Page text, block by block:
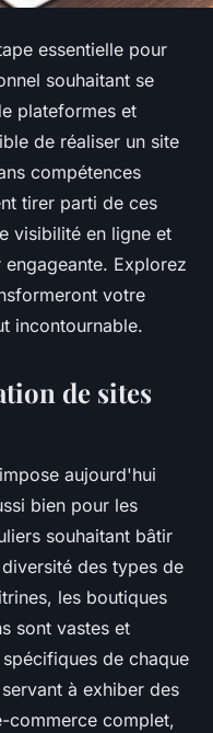
essentielle pour
souhaitant se
plateformes et
de réaliser un site
compétences
tirer parti de ces
visibilité en ligne et
Explorez
votre
incontournable.
de sites
aujourd'hui
bien pour les
souhaitant bâtir
des types de
les boutiques
sont vastes et
de chaque
à exhiber des
commerce complet,